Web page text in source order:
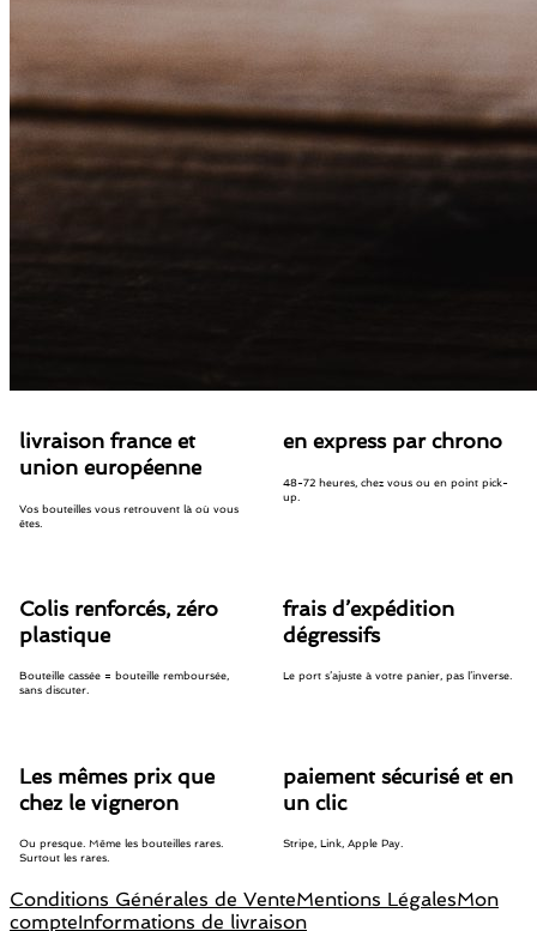
livraison france et
union européenne
Vos bouteilles vous retrouvent là où vous
êtes.
en express par chrono
48-72 heures, chez vous ou en point pick-
up.
Colis renforcés, zéro
plastique
Bouteille cassée = bouteille remboursée,
sans discuter.
frais d’expédition
dégressifs
Le port s’ajuste à votre panier, pas l’inverse.
Les mêmes prix que
chez le vigneron
Ou presque. Même les bouteilles rares.
Surtout les rares.
paiement sécurisé et en
un clic
Stripe, Link, Apple Pay.
Conditions Générales de VenteMentions LégalesMon
compteInformations de livraison